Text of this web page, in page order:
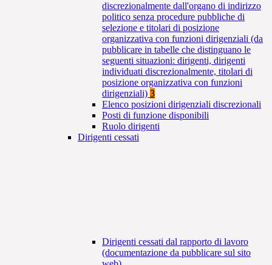
discrezionalmente dall'organo di indirizzo
politico senza procedure pubbliche di
selezione e titolari di posizione
organizzativa con funzioni dirigenziali (da
pubblicare in tabelle che distinguano le
seguenti situazioni: dirigenti, dirigenti
individuati discrezionalmente, titolari di
posizione organizzativa con funzioni
dirigenziali) 3
Elenco posizioni dirigenziali discrezionali
Posti di funzione disponibili
Ruolo dirigenti
Dirigenti cessati
Dirigenti cessati dal rapporto di lavoro
(documentazione da pubblicare sul sito